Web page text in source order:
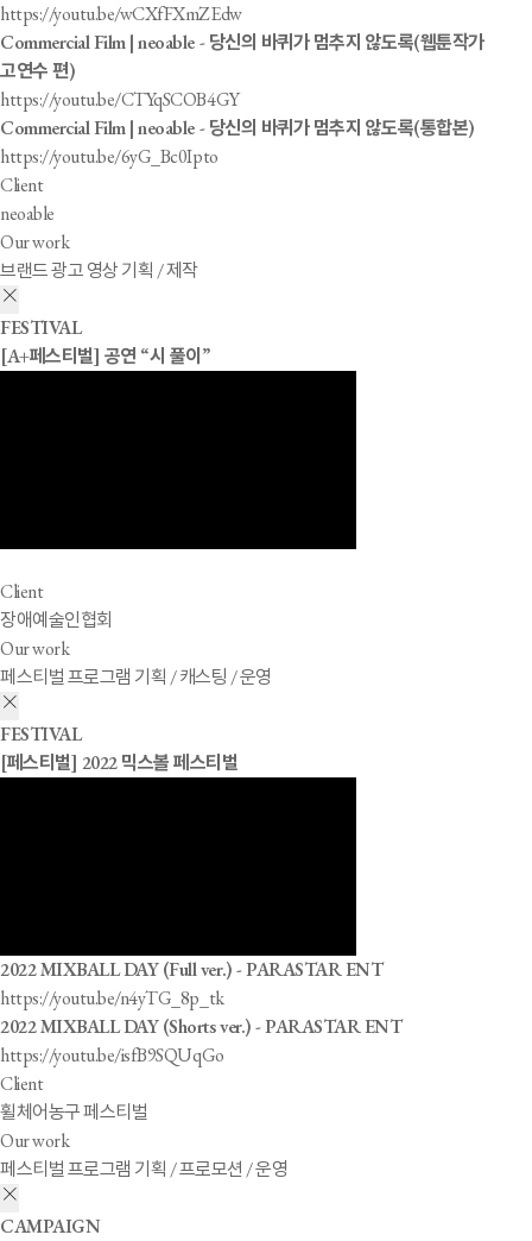
https://youtu.be/wCXfFXmZEdw
Commercial Film | neoable - 당신의 바퀴가 멈추지 않도록(웹툰작가
고연수 편)
https://youtu.be/CTYqSCOB4GY
Commercial Film | neoable - 당신의 바퀴가 멈추지 않도록(통합본)
https://youtu.be/6yG_Bc0Ipto
Client
neoable
Our work
브랜드 광고 영상 기획 / 제작
FESTIVAL
[A+페스티벌] 공연 “시 풀이”
Client
장애예술인협회
Our work
페스티벌 프로그램 기획 / 캐스팅 / 운영
FESTIVAL
[페스티벌] 2022 믹스볼 페스티벌
2022 MIXBALL DAY (Full ver.) - PARASTAR ENT
https://youtu.be/n4yTG_8p_tk
2022 MIXBALL DAY (Shorts ver.) - PARASTAR ENT
https://youtu.be/isfB9SQUqGo
Client
휠체어농구 페스티벌
Our work
페스티벌 프로그램 기획 / 프로모션 / 운영
CAMPAIGN